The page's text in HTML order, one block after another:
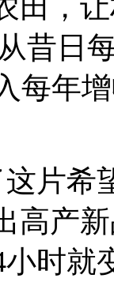
田，
昔日
每年
片希
高产
时就